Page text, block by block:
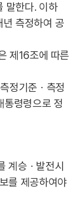
말한다. 이하
측정하여 공
제16조에 따른
정기준ㆍ측정
통령령으로 정
계승ㆍ발전시
를 제공하여야